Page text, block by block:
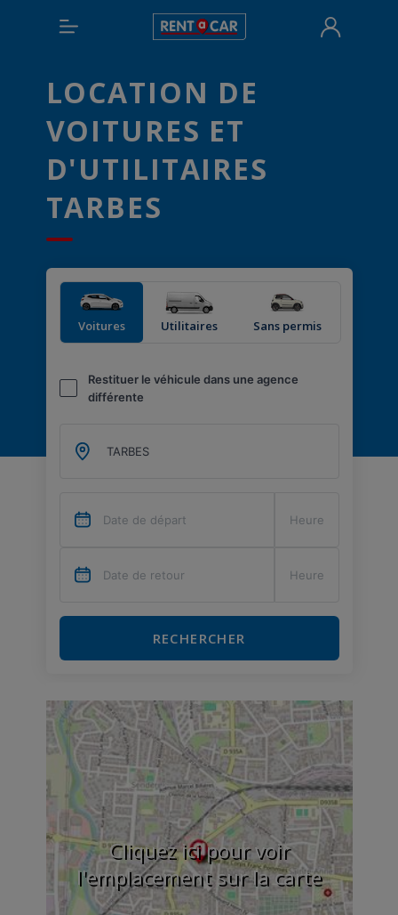
LOCATION DE
VOITURES ET
D'UTILITAIRES
TARBES
Voitures Utilitaires Sans permis
Restituer le véhicule dans une agence
différente
RECHERCHER
Cliquez ici pour voir
l'emplacement sur la carte